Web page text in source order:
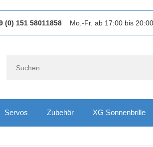
(0) 151 58011858 Mo.-Fr. ab 17:00 bis
Servos Zubehör XG Sonnenbrille